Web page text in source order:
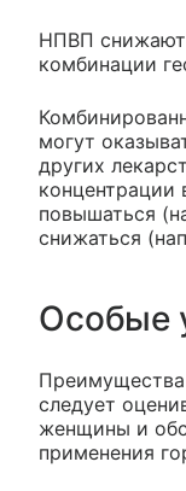
НПВП снижают
комбинации
могут
других
концентрации
повышаться
снижаться
Особые
следует
женщины и
применения